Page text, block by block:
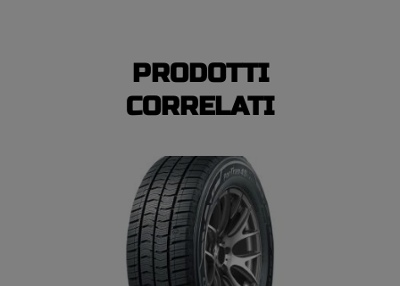
PRODOTTI
CORRELATI